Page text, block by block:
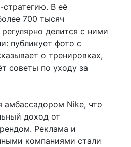
В её
700 тысяч
делится с ними
публикует фото с
о тренировках,
советы по уходу за
амбассадором Nike, что
доход от
Реклама и
компаниями стали